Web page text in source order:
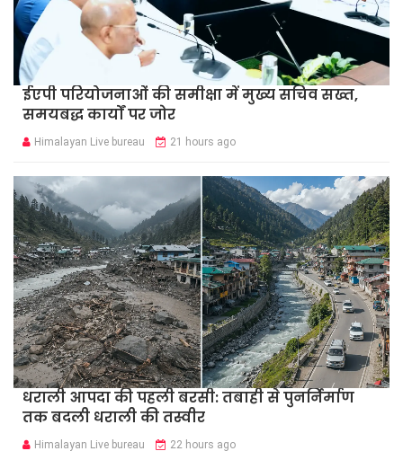
ईएपी परियोजनाओं की समीक्षा में मुख्य सचिव सख्त,
समयबद्ध कार्यों पर जोर
Himalayan Live bureau 21 hours ago
धराली आपदा की पहली बरसी: तबाही से पुनर्निर्माण
तक बदली धराली की तस्वीर
Himalayan Live bureau 22 hours ago